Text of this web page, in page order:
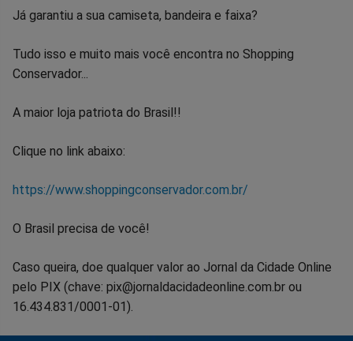
Já garantiu a sua camiseta, bandeira e faixa?
Tudo isso e muito mais você encontra no Shopping
Conservador...
A maior loja patriota do Brasil!!
Clique no link abaixo:
https://www.shoppingconservador.com.br/
O Brasil precisa de você!
Caso queira, doe qualquer valor ao Jornal da Cidade Online
pelo PIX (chave: pix@jornaldacidadeonline.com.br ou
16.434.831/0001-01).